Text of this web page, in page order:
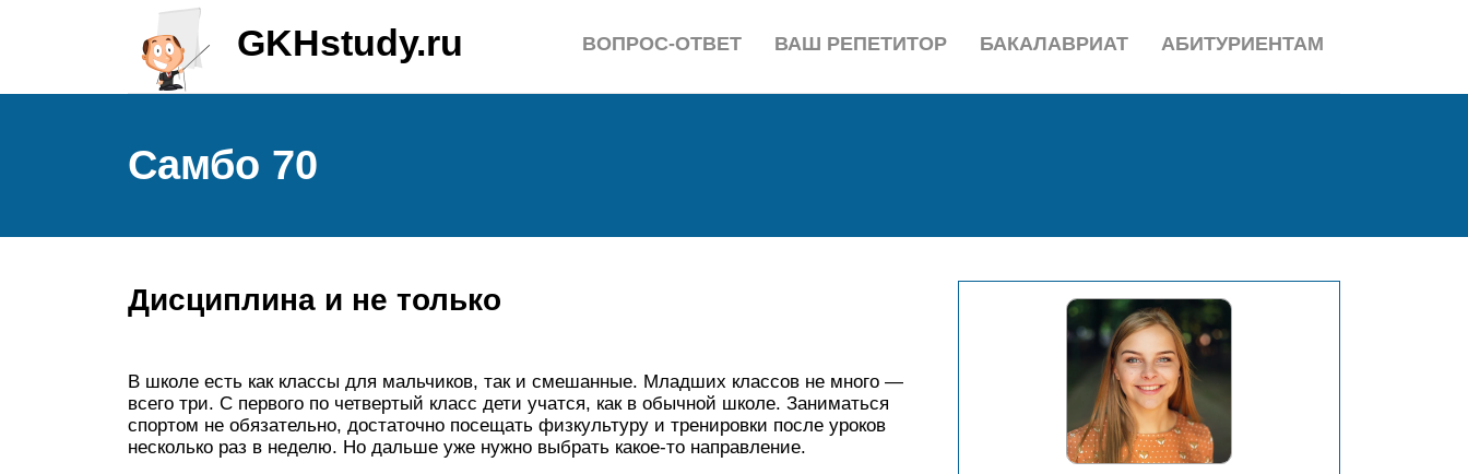
GKHstudy.ru АБИТУРИЕНТАМ
БАКАЛАВРИАТ
ВАШ РЕПЕТИТОР
ВОПРОС-ОТВЕТ
Самбо 70
Дисциплина и не только
В школе есть как классы для мальчиков, так и смешанные. Младших классов не много —
всего три. С первого по четвертый класс дети учатся, как в обычной школе. Заниматься
спортом не обязательно, достаточно посещать физкультуру и тренировки после уроков
несколько раз в неделю. Но дальше уже нужно выбрать какое-то направление.